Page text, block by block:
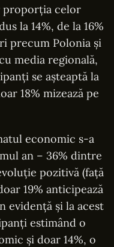
proporţia celor
la 14%, de la 16%
precum Polonia şi
media regională,
se aşteaptă la
18% mizează pe
economic s-a
an – 36% dintre
pozitivă (faţă
19% anticipează
evidenţă şi la acest
estimând o
şi doar 14%, o